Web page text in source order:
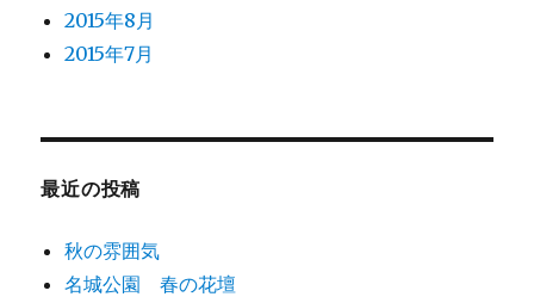
2015年8月
2015年7月
最近の投稿
秋の雰囲気
名城公園 春の花壇